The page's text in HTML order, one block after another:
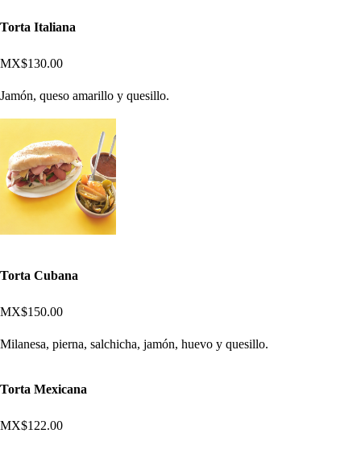
Torta Italiana
MX$130.00
Jamón, queso amarillo y quesillo.
Torta Cubana
MX$150.00
Milanesa, pierna, salchicha, jamón, huevo y quesillo.
Torta Mexicana
MX$122.00